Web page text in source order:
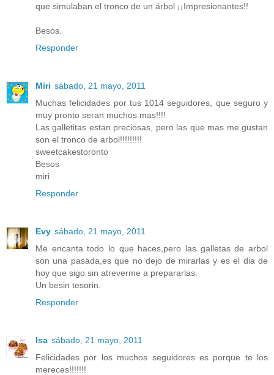
que simulaban el tronco de un árbol ¡¡Impresionantes!!
Besos.
Responder
Miri sábado, 21 mayo, 2011
Muchas felicidades por tus 1014 seguidores, que seguro y
muy pronto seran muchos mas!!!!
Las galletitas estan preciosas, pero las que mas me gustan
son el tronco de arbol!!!!!!!!!
sweetcakestoronto
Besos
miri
Responder
Evy sábado, 21 mayo, 2011
Me encanta todo lo que haces,pero las galletas de arbol
son una pasada,es que no dejo de mirarlas y es el dia de
hoy que sigo sin atreverme a prepararlas.
Un besin tesorin.
Responder
Isa sábado, 21 mayo, 2011
Felicidades por los muchos seguidores es porque te los
mereces!!!!!!!